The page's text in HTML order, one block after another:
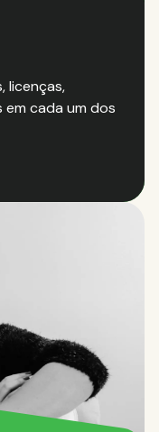
licenças,
em cada um dos